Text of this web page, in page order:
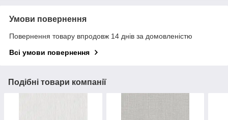
Умови повернення
Повернення товару впродовж 14 днів за домовленістю
Всі умови повернення
Подібні товари компанії